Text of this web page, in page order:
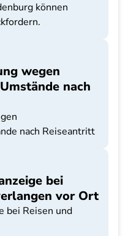
können
wegen
nach
nach Reiseantritt
bei
vor Ort
bei Reisen und